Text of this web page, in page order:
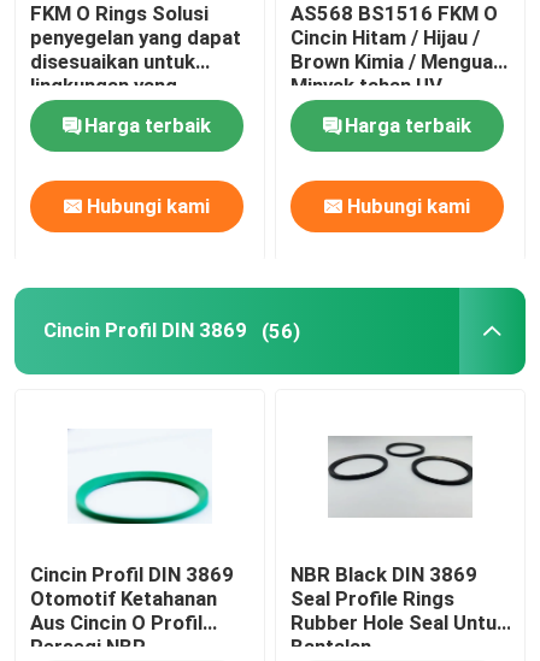
FKM O Rings Solusi
penyegelan yang dapat
disesuaikan untuk
lingkungan yang
menuntut
Harga terbaik
Hubungi kami
AS568 BS1516 FKM O
Cincin Hitam / Hijau /
Brown Kimia / Menguat
Minyak tahan UV
Harga terbaik
Hubungi kami
Cincin Profil DIN 3869 (56)
Cincin Profil DIN 3869
Otomotif Ketahanan
Aus Cincin O Profil
Persegi NBR
NBR Black DIN 3869
Seal Profile Rings
Rubber Hole Seal Untuk
Bantalan